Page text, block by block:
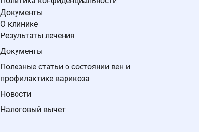
Документы
О клинике
Результаты лечения
Документы
Полезные статьи о состоянии вен и
профилактике варикоза
Новости
Налоговый вычет